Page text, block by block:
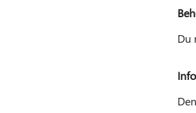
Du